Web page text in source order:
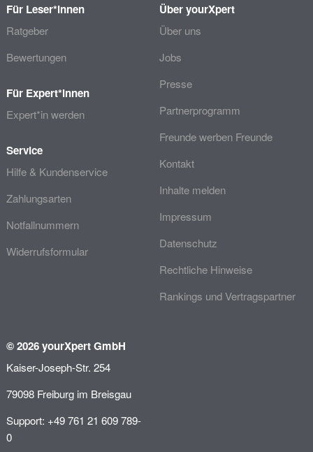
Für Leser*innen
Ratgeber
Bewertungen
Für Expert*innen
Expert*in werden
Service
Hilfe & Kundenservice
Zahlungsarten
Notfallnummern
Widerrufsformular
Über yourXpert
Über uns
Jobs
Presse
Partnerprogramm
Freunde werben Freunde
Kontakt
Inhalte melden
Impressum
Datenschutz
Rechtliche Hinweise
Rankings und Vertragspartner
© 2026 yourXpert GmbH
Kaiser-Joseph-Str. 254
79098 Freiburg im Breisgau
Support: +49 761 21 609 789-
0